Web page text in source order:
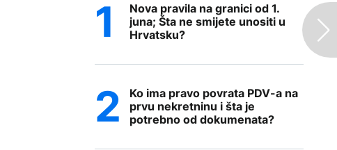
Nova pravila na granici od 1.
juna; Šta ne smijete unositi u
Hrvatsku?
Ko ima pravo povrata PDV-a na
prvu nekretninu i šta je
potrebno od dokumenata?